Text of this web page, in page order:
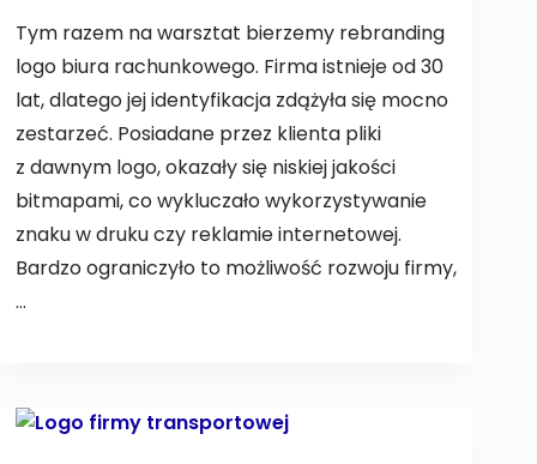
Tym razem na warsztat bierzemy rebranding
logo biura rachunkowego. Firma istnieje od 30
lat, dlatego jej identyfikacja zdążyła się mocno
zestarzeć. Posiadane przez klienta pliki
z dawnym logo, okazały się niskiej jakości
bitmapami, co wykluczało wykorzystywanie
znaku w druku czy reklamie internetowej.
Bardzo ograniczyło to możliwość rozwoju firmy,
…